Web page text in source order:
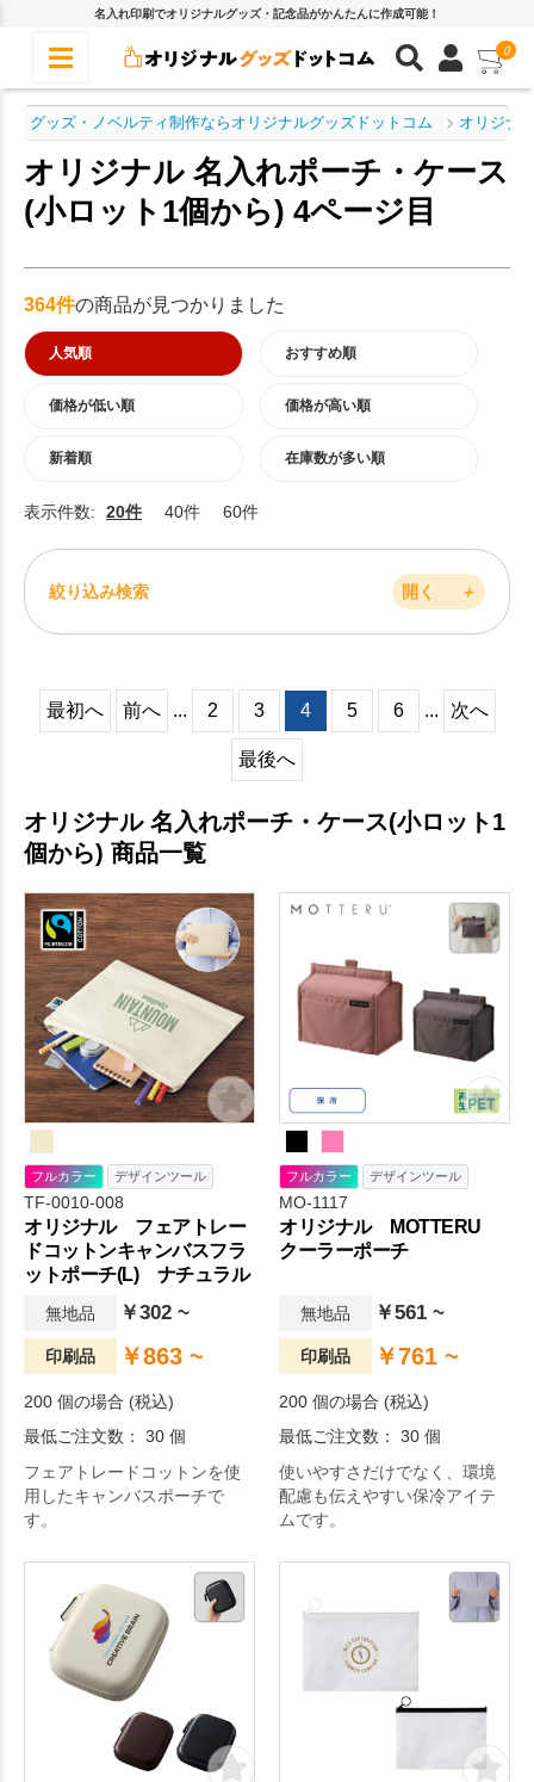
名入れ印刷でオリジナルグッズ・記念品がかんたんに作成可能！
0
グッズ・ノベルティ制作ならオリジナルグッズドットコム オリジナ
オリジナル 名入れポーチ・ケース
(小ロット1個から) 4ページ目
364件の商品が見つかりました
人気順 おすすめ順
価格が低い順 価格が高い順
新着順 在庫数が多い順
表示件数: 20件 40件 60件
絞り込み検索 開く ＋
最初へ 前へ ... 2 3 4 5 6 ... 次へ
最後へ
オリジナル 名入れポーチ・ケース(小ロット1
個から) 商品一覧
フルカラー デザインツール
TF-0010-008
オリジナル フェアトレー
ドコットンキャンバスフラ
ットポーチ(L) ナチュラル
無地品 ￥302 ~
印刷品 ￥863 ~
200 個の場合 (税込)
最低ご注文数： 30 個
フェアトレードコットンを使
用したキャンバスポーチで
す。
フルカラー デザインツール
MO-1117
オリジナル MOTTERU
クーラーポーチ
無地品 ￥561 ~
印刷品 ￥761 ~
200 個の場合 (税込)
最低ご注文数： 30 個
使いやすさだけでなく、環境
配慮も伝えやすい保冷アイテ
ムです。